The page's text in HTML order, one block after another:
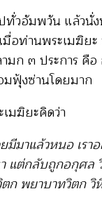
ทั่วอัมพวัน แล้วนั่
อท่านพระเมฆิย
มก ๓ ประการ คือ
มฟุ้งซ่านโดยมาก
มฆิยะคิดว่า
มีมาแล้วหนอ เรา
แต่กลับถูกอกุศล
ก พยาบาทวิตก วิ